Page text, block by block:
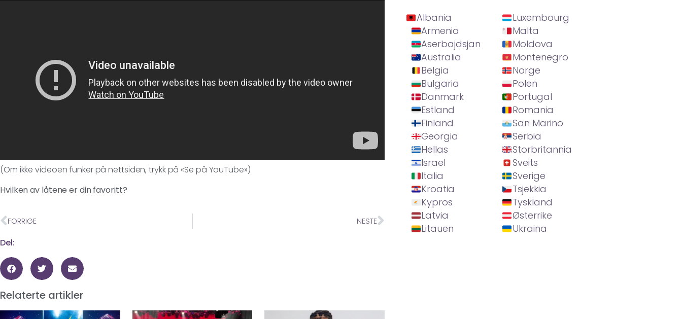
(Om ikke videoen funker på nettsiden, trykk på «Se på YouTube»)
Hvilken av låtene er din favoritt?
FORRIGE NESTE
Del:
Relaterte artikler
Albania
Armenia
Aserbajdsjan
Australia
Belgia
Bulgaria
Danmark
Estland
Finland
Georgia
Hellas
Israel
Italia
Kroatia
Kypros
Latvia
Litauen
Luxembourg
Malta
Moldova
Montenegro
Norge
Polen
Portugal
Romania
San Marino
Serbia
Storbritannia
Sveits
Sverige
Tsjekkia
Tyskland
Østerrike
Ukraina